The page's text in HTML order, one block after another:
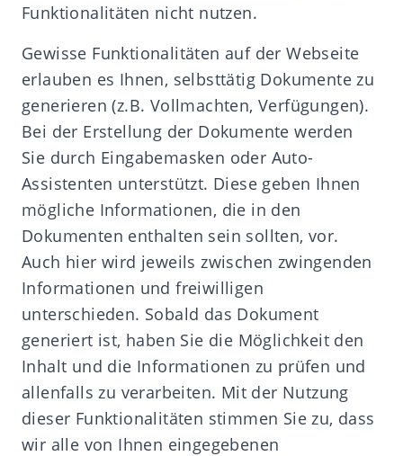
Funktionalitäten nicht nutzen.
Gewisse Funktionalitäten auf der Webseite
erlauben es Ihnen, selbsttätig Dokumente zu
generieren (z.B. Vollmachten, Verfügungen).
Bei der Erstellung der Dokumente werden
Sie durch Eingabemasken oder Auto-
Assistenten unterstützt. Diese geben Ihnen
mögliche Informationen, die in den
Dokumenten enthalten sein sollten, vor.
Auch hier wird jeweils zwischen zwingenden
Informationen und freiwilligen
unterschieden. Sobald das Dokument
generiert ist, haben Sie die Möglichkeit den
Inhalt und die Informationen zu prüfen und
allenfalls zu verarbeiten. Mit der Nutzung
dieser Funktionalitäten stimmen Sie zu, dass
wir alle von Ihnen eingegebenen